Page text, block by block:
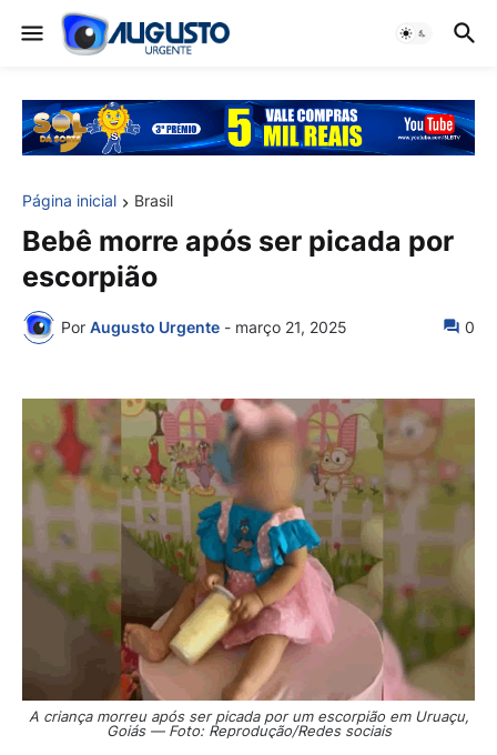
Página inicial Brasil
Bebê morre após ser picada por
escorpião
Por Augusto Urgente - março 21, 2025 0
A criança morreu após ser picada por um escorpião em Uruaçu,
Goiás — Foto: Reprodução/Redes sociais